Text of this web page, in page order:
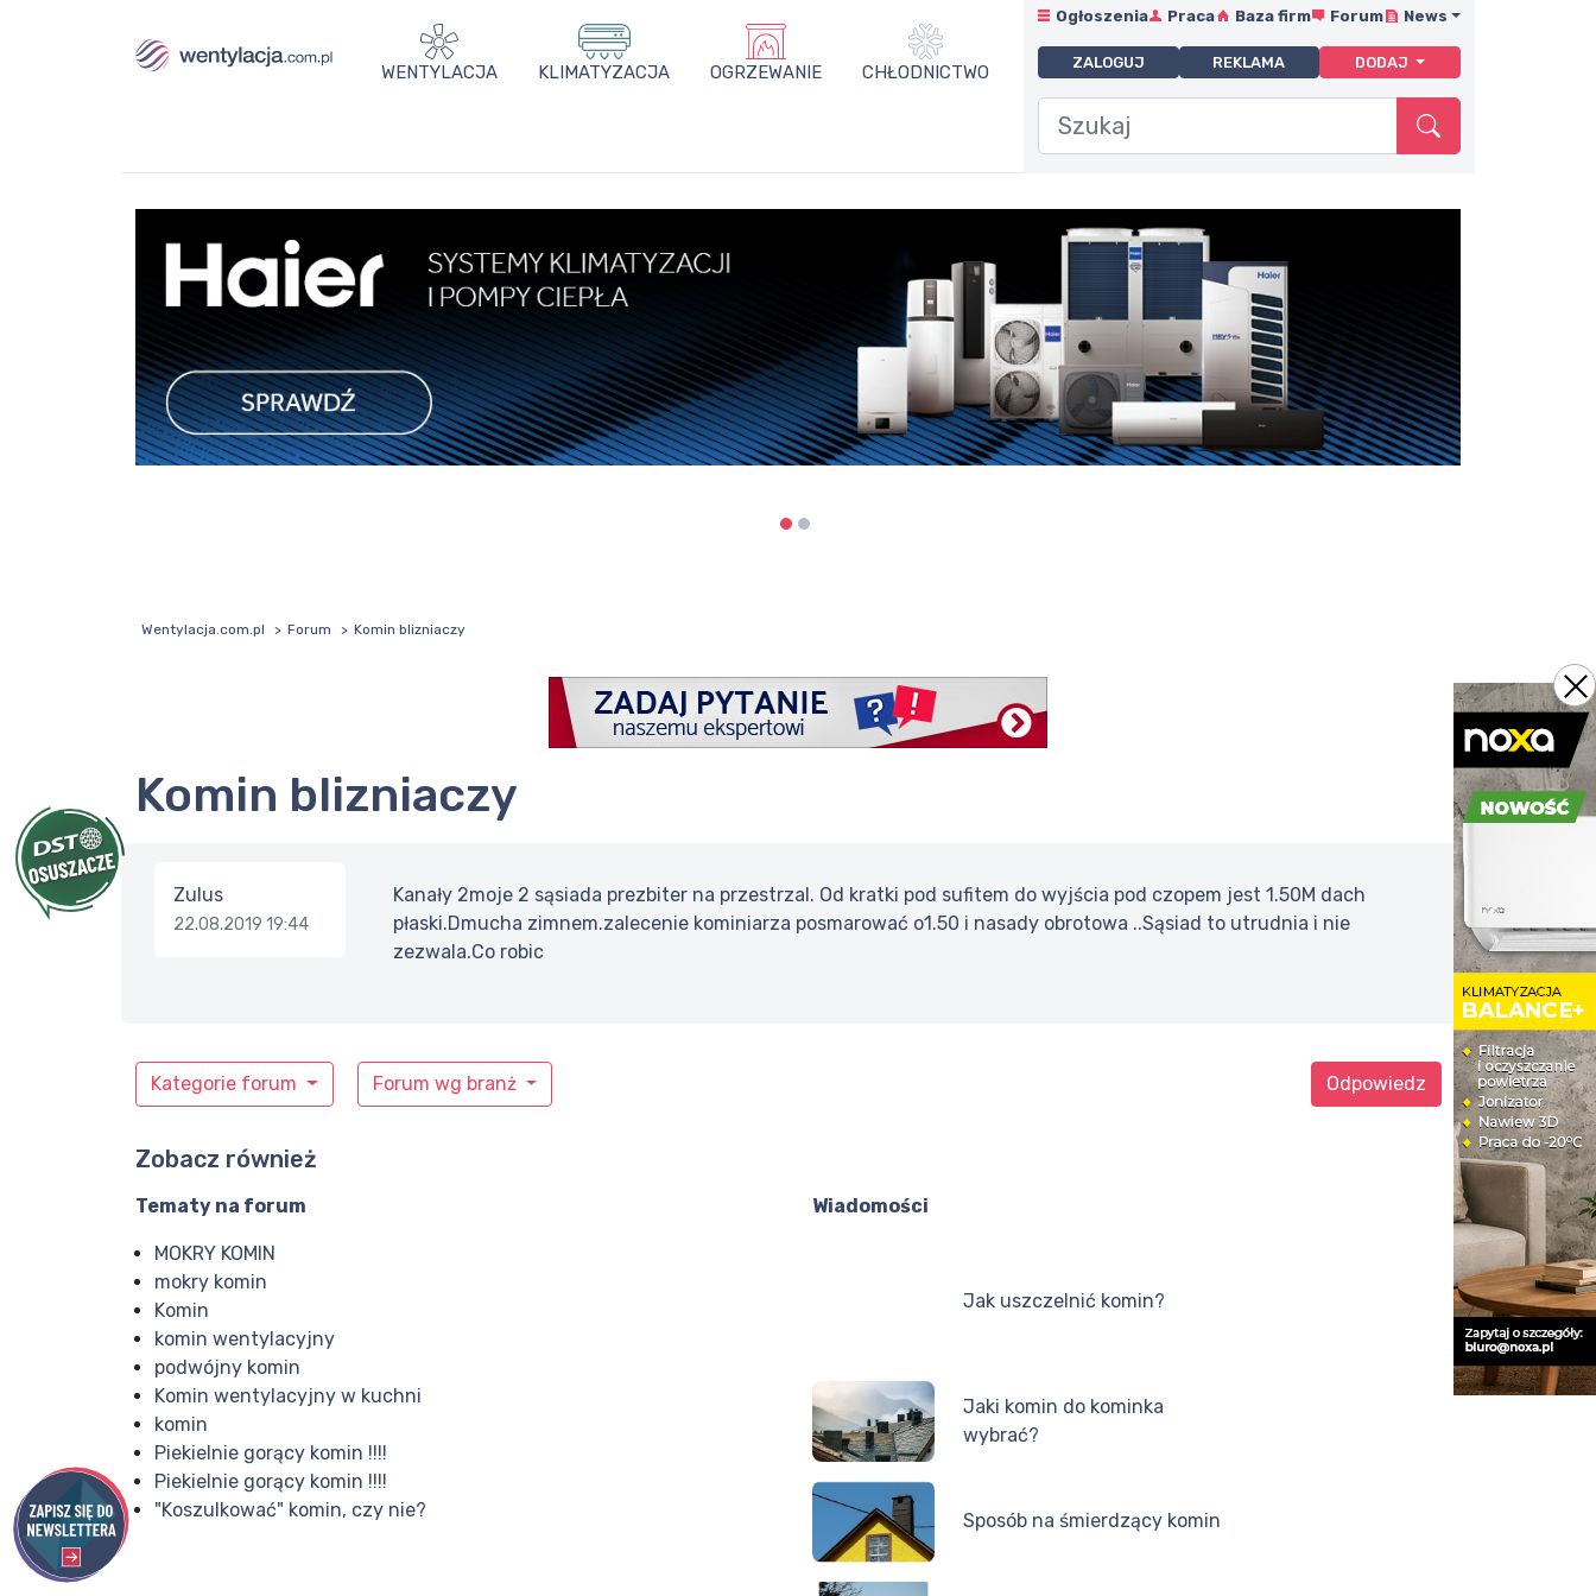
WENTYLACJA KLIMATYZACJA OGRZEWANIE CHŁODNICTWO
Ogłoszenia Praca Baza firm Forum News
ZALOGUJ REKLAMA DODAJ
Wentylacja.com.pl Forum Komin blizniaczy
Komin blizniaczy
Zulus
22.08.2019 19:44
Kanały 2moje 2 sąsiada prezbiter na przestrzal. Od kratki pod sufitem do wyjścia pod czopem jest 1.50M dach
płaski.Dmucha zimnem.zalecenie kominiarza posmarować o1.50 i nasady obrotowa ..Sąsiad to utrudnia i nie
zezwala.Co robic
Kategorie forum Forum wg branż Odpowiedz
Zobacz również
Tematy na forum
MOKRY KOMIN
mokry komin
Komin
komin wentylacyjny
podwójny komin
Komin wentylacyjny w kuchni
komin
Piekielnie gorący komin !!!!
Piekielnie gorący komin !!!!
"Koszulkować" komin, czy nie?
Wiadomości
Jak uszczelnić komin?
Jaki komin do kominka
wybrać?
Sposób na śmierdzący komin